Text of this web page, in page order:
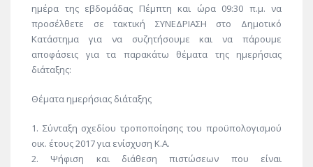
ημέρα της εβδομάδας Πέμπτη και ώρα 09:30 π.μ. να
προσέλθετε σε τακτική ΣΥΝΕΔΡΙΑΣΗ στο Δημοτικό
Κατάστημα για να συζητήσουμε και να πάρουμε
αποφάσεις για τα παρακάτω θέματα της ημερήσιας
διάταξης:
Θέματα ημερήσιας διάταξης
1. Σύνταξη σχεδίου τροποποίησης του προϋπολογισμού
οικ. έτους 2017 για ενίσχυση Κ.Α.
2. Ψήφιση και διάθεση πιστώσεων που είναι